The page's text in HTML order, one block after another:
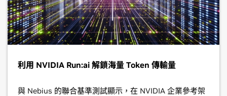
利用 NVIDIA Run:ai 解鎖海量 Token 傳輸量
與 Nebius 的聯合基準測試顯示，在 NVIDIA 企業參考架